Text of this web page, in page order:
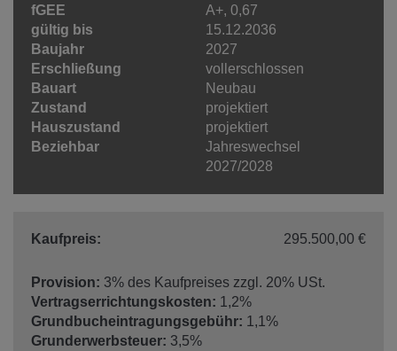
fGEE
A+, 0,67
gültig bis
15.12.2036
Baujahr
2027
Erschließung
vollerschlossen
Bauart
Neubau
Zustand
projektiert
Hauszustand
projektiert
Beziehbar
Jahreswechsel
2027/2028
Kaufpreis: 295.500,00 €
Provision: 3% des Kaufpreises zzgl. 20% USt.
Vertragserrichtungskosten: 1,2%
Grundbucheintragungsgebühr: 1,1%
Grunderwerbsteuer: 3,5%